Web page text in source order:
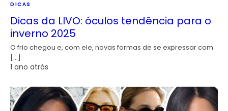
DICAS
Dicas da LIVO: óculos tendência para o
inverno 2025
O frio chegou e, com ele, novas formas de se expressar com
[…]
1 ano atrás